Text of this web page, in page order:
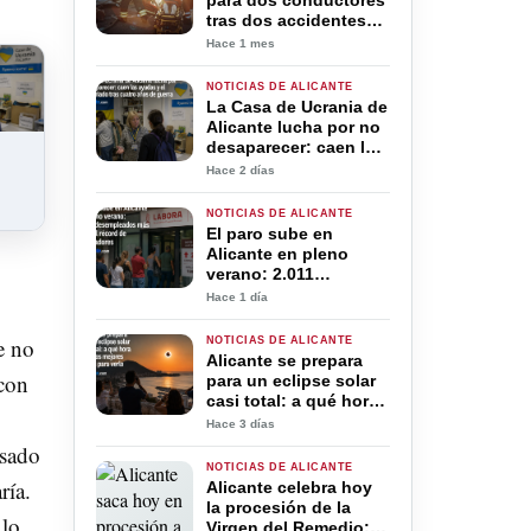
no
tras dos accidentes
mortales en Alicante y
conducir bajo los
efectos del alcohol y
las drogas
Hace 1 mes
NOTICIAS DE ALICANTE
La Casa de Ucrania de
Alicante lucha por no
desaparecer: caen las
ayudas y el
cuatro años de guerra
Hace 2 días
NOTICIAS DE ALICANTE
El paro sube en
Alicante en pleno
verano: 2.011
desempleados más
trabajadores
Hace 1 día
NOTICIAS DE ALICANTE
Alicante se prepara
para un eclipse solar
casi total: a qué hora
será y los mejores
Hace 3 días
NOTICIAS DE ALICANTE
Alicante celebra hoy
la procesión de la